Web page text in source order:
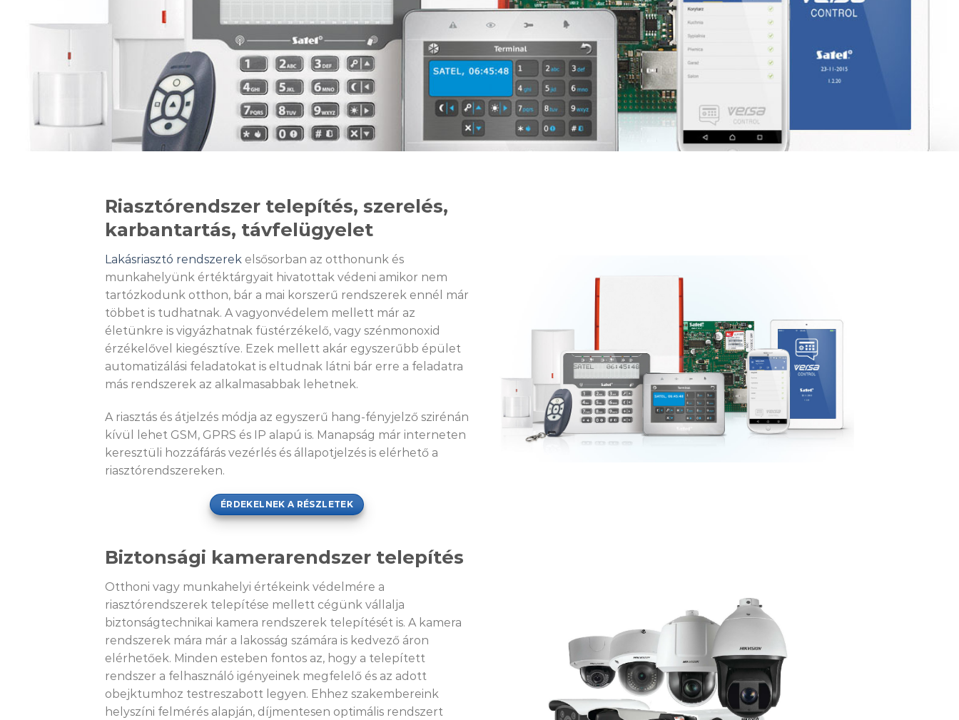
Riasztórendszer telepítés, szerelés,
karbantartás, távfelügyelet
Lakásriasztó rendszerek elsősorban az otthonunk és
munkahelyünk értéktárgyait hivatottak védeni amikor nem
tartózkodunk otthon, bár a mai korszerű rendszerek ennél már
többet is tudhatnak. A vagyonvédelem mellett már az
életünkre is vigyázhatnak füstérzékelő, vagy szénmonoxid
érzékelővel kiegésztíve. Ezek mellett akár egyszerűbb épület
automatizálási feladatokat is eltudnak látni bár erre a feladatra
más rendszerek az alkalmasabbak lehetnek.
A riasztás és átjelzés módja az egyszerű hang-fényjelző szirénán
kívül lehet GSM, GPRS és IP alapú is. Manapság már interneten
keresztüli hozzáfárás vezérlés és állapotjelzés is elérhető a
riasztórendszereken.
ÉRDEKELNEK A RÉSZLETEK
Biztonsági kamerarendszer telepítés
Otthoni vagy munkahelyi értékeink védelmére a
riasztórendszerek telepítése mellett cégünk vállalja
biztonságtechnikai kamera rendszerek telepítését is. A kamera
rendszerek mára már a lakosság számára is kedvező áron
elérhetőek. Minden esteben fontos az, hogy a telepített
rendszer a felhasználó igényeinek megfelelő és az adott
obejktumhoz testreszabott legyen. Ehhez szakembereink
helyszíni felmérés alapján, díjmentesen optimális rendszert